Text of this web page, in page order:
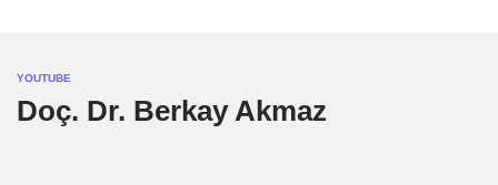
YOUTUBE
Doç. Dr. Berkay Akmaz